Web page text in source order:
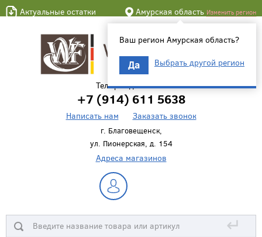
Актуальные остатки Амурская область Изменить регион
Ваш регион Амурская область?
Да Выбрать другой регион
Телефон для связи
+7 (914) 611 5638
Написать нам Заказать звонок
г. Благовещенск,
ул. Пионерская, д. 154
Адреса магазинов
↵